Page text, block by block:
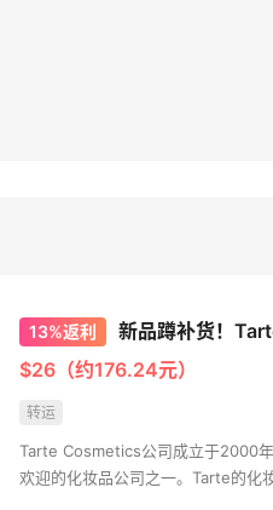
13%返利
新品蹲补货！
$26（约176.24元）
转运
Tarte Cosmetics公司成立于2000
欢迎的化妆品公司之一。Tarte的化
糖玛奇朵0.01元拿下
1